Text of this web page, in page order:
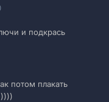
и подкрась
потом плакать